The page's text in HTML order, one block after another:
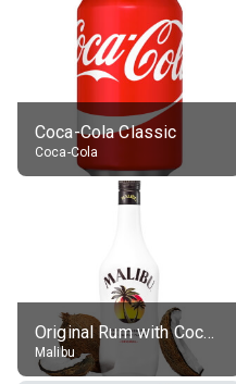
Coca-Cola Classic
Coca-Cola
Original Rum with Coconut Flavour (21% alc.)
Malibu